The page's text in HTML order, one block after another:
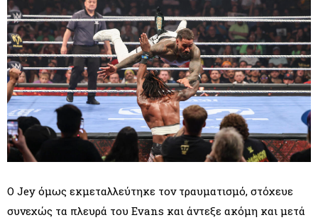
Ο Jey όμως εκμεταλλεύτηκε τον τραυματισμό, στόχευε
συνεχώς τα πλευρά του Evans και άντεξε ακόμη και μετά